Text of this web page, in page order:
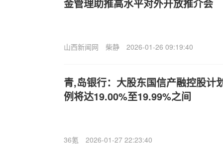
金管理助推高水平对外开放推介会
山西新闻网 柴静 2026-01-26 09:19:40
青,岛银行：大股东国信产融控股计
例将达19.00%至19.99%之间
36氪 2026-01-27 22:23:40